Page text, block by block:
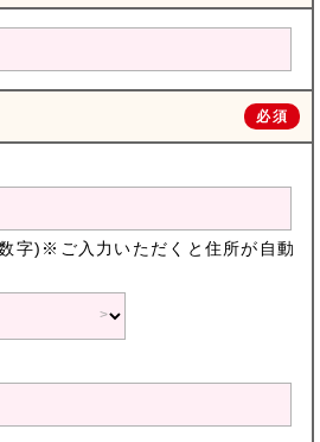
必須
字)※ご入力いただくと住所が自動